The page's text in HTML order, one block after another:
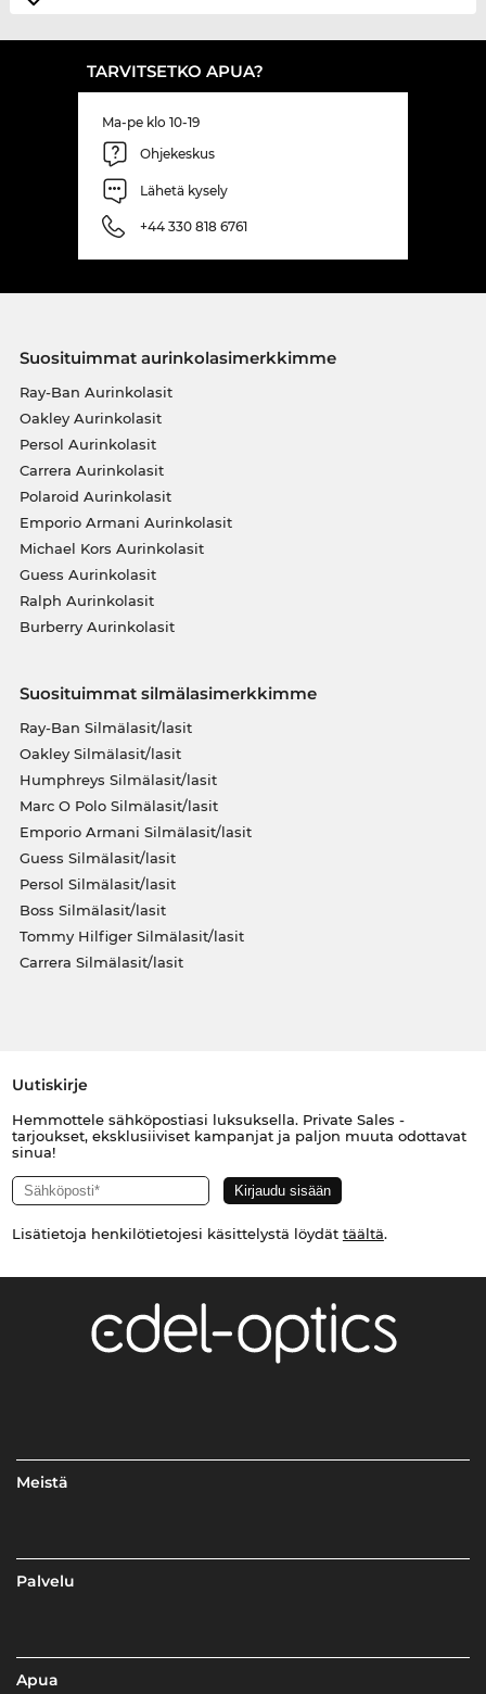
TARVITSETKO APUA?
Ma-pe klo 10-19
Ohjekeskus
Lähetä kysely
+44 330 818 6761
Suosituimmat aurinkolasimerkkimme
Ray-Ban Aurinkolasit
Oakley Aurinkolasit
Persol Aurinkolasit
Carrera Aurinkolasit
Polaroid Aurinkolasit
Emporio Armani Aurinkolasit
Michael Kors Aurinkolasit
Guess Aurinkolasit
Ralph Aurinkolasit
Burberry Aurinkolasit
Suosituimmat silmälasimerkkimme
Ray-Ban Silmälasit/lasit
Oakley Silmälasit/lasit
Humphreys Silmälasit/lasit
Marc O Polo Silmälasit/lasit
Emporio Armani Silmälasit/lasit
Guess Silmälasit/lasit
Persol Silmälasit/lasit
Boss Silmälasit/lasit
Tommy Hilfiger Silmälasit/lasit
Carrera Silmälasit/lasit
Uutiskirje
Hemmottele sähköpostiasi luksuksella. Private Sales -
tarjoukset, eksklusiiviset kampanjat ja paljon muuta odottavat
sinua!
Lisätietoja henkilötietojesi käsittelystä löydät täältä.
Meistä
Palvelu
Apua